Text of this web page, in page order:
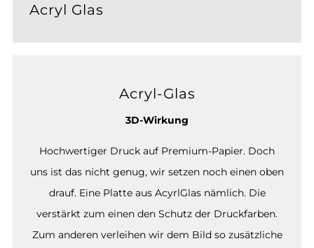
Acryl Glas
Acryl-Glas
3D-Wirkung
Hochwertiger Druck auf Premium-Papier. Doch
uns ist das nicht genug, wir setzen noch einen oben
drauf. Eine Platte aus AcyrlGlas nämlich. Die
verstärkt zum einen den Schutz der Druckfarben.
Zum anderen verleihen wir dem Bild so zusätzliche